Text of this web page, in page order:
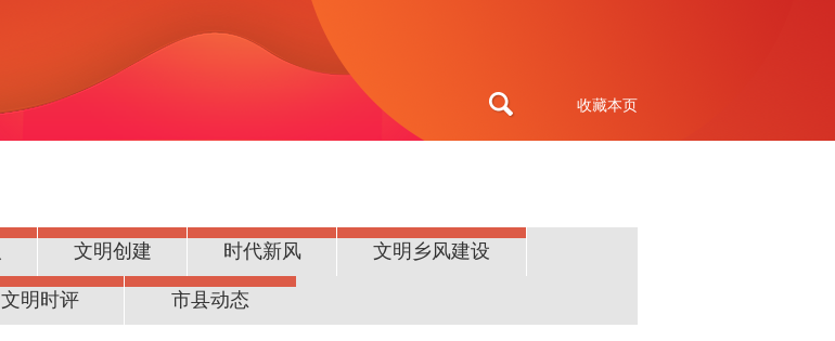
收藏本页
文明创建 时代新风 文明乡风建设
文明时评 市县动态